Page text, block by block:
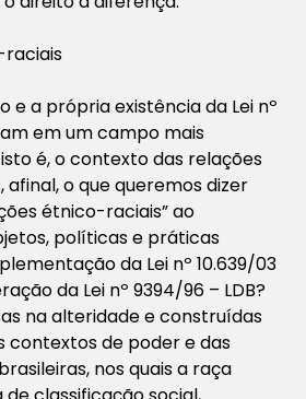
raciais
e a própria existência da Lei nº
em um campo mais
é, o contexto das relações
o que queremos dizer
étnico-raciais” ao
políticas e práticas
da Lei nº 10.639/03
da Lei nº 9394/96 – LDB?
na alteridade e construídas
contextos de poder e das
nos quais a raça